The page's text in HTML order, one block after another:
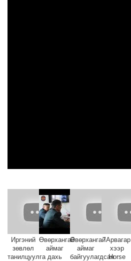
Иргэний
зөвлөл
танилцуулга
Өвөрхангай
аймаг
дахь
Өвөрхангай
аймаг
байгуулагдсан
"Арвагар
хээр
Horse